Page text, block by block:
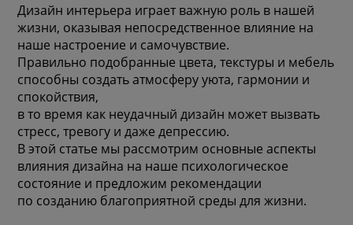
Дизайн интерьера играет важную роль в нашей
жизни, оказывая непосредственное влияние на
наше настроение и самочувствие.
Правильно подобранные цвета, текстуры и мебель
способны создать атмосферу уюта, гармонии и
спокойствия,
в то время как неудачный дизайн может вызвать
стресс, тревогу и даже депрессию.
В этой статье мы рассмотрим основные аспекты
влияния дизайна на наше психологическое
состояние и предложим рекомендации
по созданию благоприятной среды для жизни.